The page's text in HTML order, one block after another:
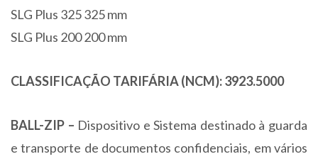
SLG Plus 325 325 mm
SLG Plus 200 200 mm
CLASSIFICAÇÃO TARIFÁRIA (NCM): 3923.5000
BALL-ZIP – Dispositivo e Sistema destinado à guarda
e transporte de documentos confidenciais, em vários